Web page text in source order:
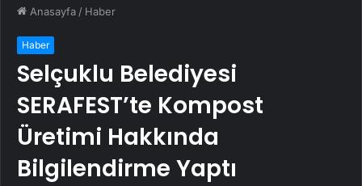
Anasayfa / Haber
Haber
Selçuklu Belediyesi
SERAFEST’te Kompost
Üretimi Hakkında
Bilgilendirme Yaptı